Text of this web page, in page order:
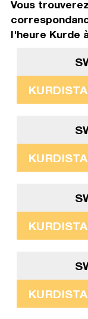
Vous
l'heure Kurde